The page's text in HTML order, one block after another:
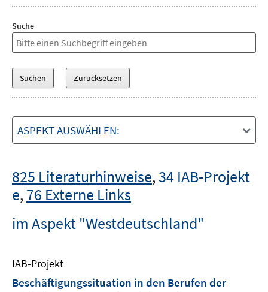
Suche
ASPEKT AUSWÄHLEN:
825 Literaturhinweise,34 IAB-Projekt
e,76 Externe Links
im Aspekt "Westdeutschland"
IAB-Projekt
Beschäftigungssituation in den Berufen der